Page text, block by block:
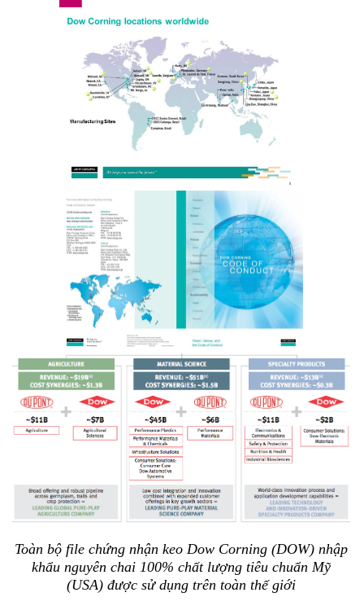
Toàn bộ file chứng nhận keo Dow Corning (DOW) nhập
khẩu nguyên chai 100% chất lượng tiêu chuẩn Mỹ
(USA) được sử dụng trên toàn thế giới